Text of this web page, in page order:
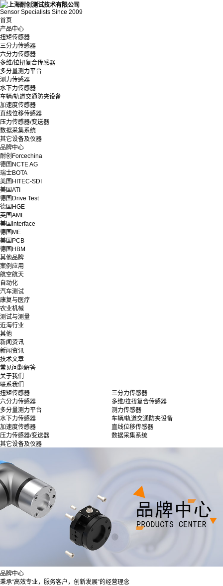
Sensor Specialists Since 2009
首页
产品中心
扭矩传感器
三分力传感器
六分力传感器
多维/拉扭复合传感器
多分量测力平台
测力传感器
水下力传感器
车辆/轨道交通防夹设备
加速度传感器
直线位移传感器
压力传感器/变送器
数据采集系统
其它设备及仪器
品牌中心
耐创Forcechina
德国NCTE AG
瑞士BOTA
美国HITEC-SDI
美国ATI
德国Drive Test
德国HGE
英国AML
美国interface
德国ME
美国PCB
德国HBM
其他品牌
案例应用
航空航天
自动化
汽车测试
康复与医疗
农业机械
测试与测量
近海行业
其他
新闻资讯
新闻资讯
技术文章
常见问题解答
关于我们
联系我们
扭矩传感器
三分力传感器
六分力传感器
多维/拉扭复合传感器
多分量测力平台
测力传感器
水下力传感器
车辆/轨道交通防夹设备
加速度传感器
直线位移传感器
压力传感器/变送器
数据采集系统
其它设备及仪器
品牌中心
秉承“高效专业，服务客户，创新发展”的经营理念